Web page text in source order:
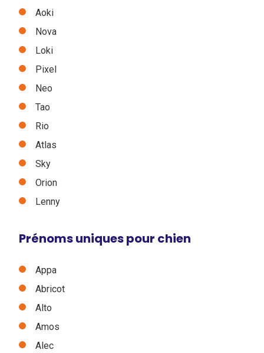
Aoki
Nova
Loki
Pixel
Neo
Tao
Rio
Atlas
Sky
Orion
Lenny
Prénoms uniques pour chien
Appa
Abricot
Alto
Amos
Alec